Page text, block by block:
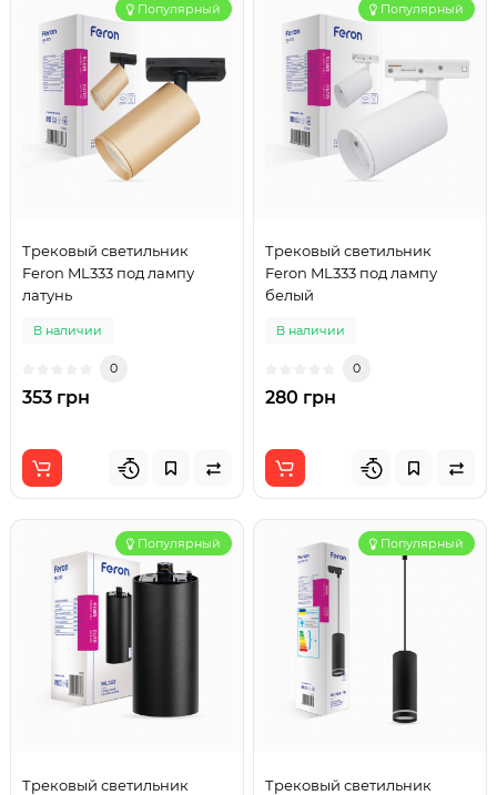
Популярный
Трековый светильник
Feron ML333 под лампу
латунь
В наличии
0
353 грн
Популярный
Трековый светильник
Feron ML333 под лампу
белый
В наличии
0
280 грн
Популярный
Трековый светильник
Популярный
Трековый светильник